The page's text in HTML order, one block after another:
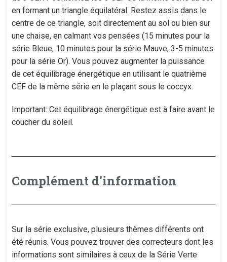
en formant un triangle équilatéral. Restez assis dans le
centre de ce triangle, soit directement au sol ou bien sur
une chaise, en calmant vos pensées (15 minutes pour la
série Bleue, 10 minutes pour la série Mauve, 3-5 minutes
pour la série Or). Vous pouvez augmenter la puissance
de cet équilibrage énergétique en utilisant le quatrième
CEF de la même série en le plaçant sous le coccyx.
Important: Cet équilibrage énergétique est à faire avant le
coucher du soleil.
Complément d'information
Sur la série exclusive, plusieurs thèmes différents ont
été réunis. Vous pouvez trouver des correcteurs dont les
informations sont similaires à ceux de la Série Verte